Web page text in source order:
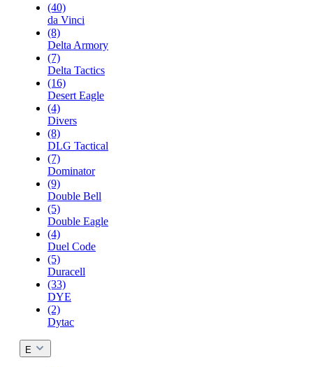
(40)
da Vinci
(8)
Delta Armory
(7)
Delta Tactics
(16)
Desert Eagle
(4)
Divers
(8)
DLG Tactical
(7)
Dominator
(9)
Double Bell
(5)
Double Eagle
(4)
Duel Code
(5)
Duracell
(33)
DYE
(2)
Dytac
E